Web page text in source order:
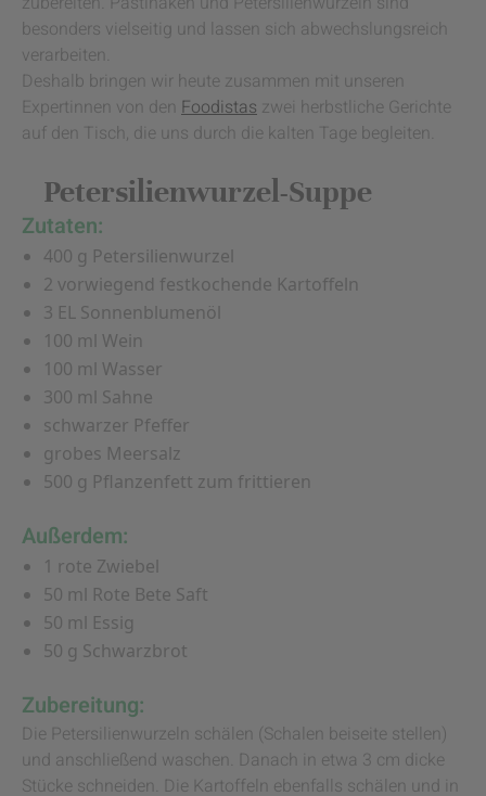
besonders vielseitig und lassen sich abwechslungsreich
verarbeiten.
Deshalb bringen wir heute zusammen mit unseren
Expertinnen von den Foodistas zwei herbstliche Gerichte
auf den Tisch, die uns durch die kalten Tage begleiten.
Petersilienwurzel-Suppe
Zutaten:
400 g Petersilienwurzel
2 vorwiegend festkochende Kartoffeln
3 EL Sonnenblumenöl
100 ml Wein
100 ml Wasser
300 ml Sahne
schwarzer Pfeffer
grobes Meersalz
500 g Pflanzenfett zum frittieren
Außerdem:
1 rote Zwiebel
50 ml Rote Bete Saft
50 ml Essig
50 g Schwarzbrot
Zubereitung:
Die Petersilienwurzeln schälen (Schalen beiseite stellen)
und anschließend waschen. Danach in etwa 3 cm dicke
Stücke schneiden. Die Kartoffeln ebenfalls schälen und in